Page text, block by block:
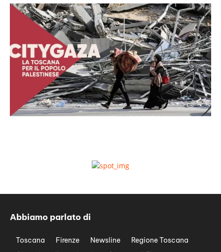
Abbiamo parlato di
Toscana Firenze Newsline
Regione Toscana